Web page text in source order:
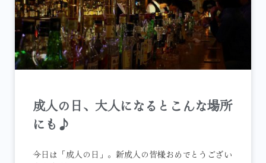
成人の日、大人になるとこんな場所
にも♪
今日は「成人の日」。新成人の皆様おめでとうござい